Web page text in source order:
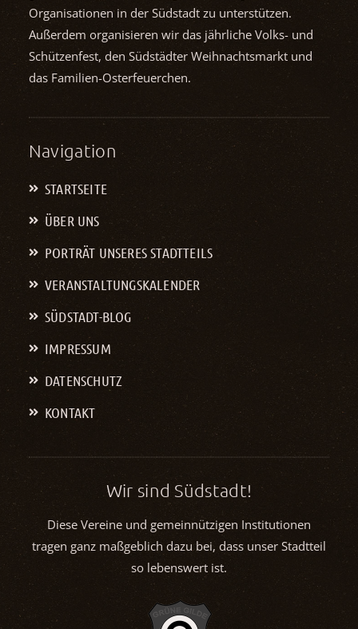
Organisationen in der Südstadt zu unterstützen.
Außerdem organisieren wir das jährliche Volks- und
Schützenfest, den Südstädter Weihnachts­markt und
das Familien-Osterfeuerchen.
Navigation
STARTSEITE
ÜBER UNS
PORTRÄT UNSERES STADTTEILS
VERANSTALTUNGS­KALENDER
SÜDSTADT-BLOG
IMPRESSUM
DATENSCHUTZ
KONTAKT
Wir sind Südstadt!
Diese Vereine und gemeinnützigen Institutionen
tragen ganz maßgeblich dazu bei, dass unser Stadtteil
so lebenswert ist.